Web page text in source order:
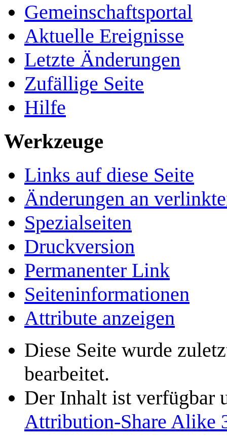
Gemeinschafts­portal
Aktuelle Ereignisse
Letzte Änderungen
Zufällige Seite
Hilfe
Werkzeuge
Links auf diese Seite
Änderungen an
Spezialseiten
Druckversion
Permanenter Link
Seiten­­informationen
Attribute anzeigen
Diese Seite wurde
bearbeitet.
Der Inhalt ist verfügbar
Attribution-Share Alike